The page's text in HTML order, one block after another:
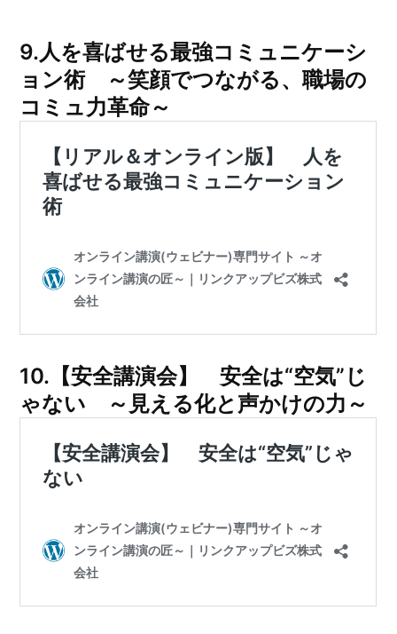
9.人を喜ばせる最強コミュニケーシ
ョン術 ～笑顔でつながる、職場の
コミュ力革命～
10.【安全講演会】 安全は“空気”じ
ゃない ～見える化と声かけの力～